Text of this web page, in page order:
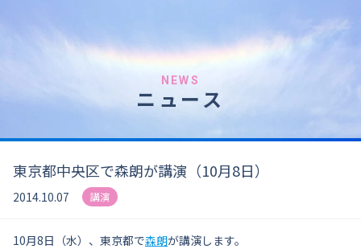
NEWS
ニュース
東京都中央区で森朗が講演（10月8日）
2014.10.07 講演
10月8日（水）、東京都で森朗が講演します。